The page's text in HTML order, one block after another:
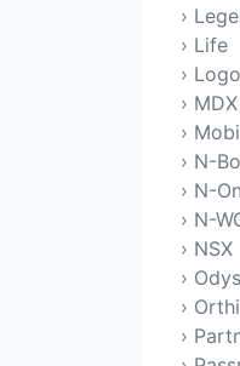
›
› Life
› Logo
› MDX
›
› N-
› N-
› N-
› NSX
›
›
›